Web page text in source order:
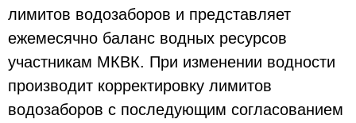
лимитов водозаборов и представляет
ежемесячно баланс водных ресурсов
участникам МКВК. При изменении водности
производит корректировку лимитов
водозаборов с последующим согласованием